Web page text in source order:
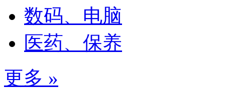
数码、电脑
医药、保养
更多 »